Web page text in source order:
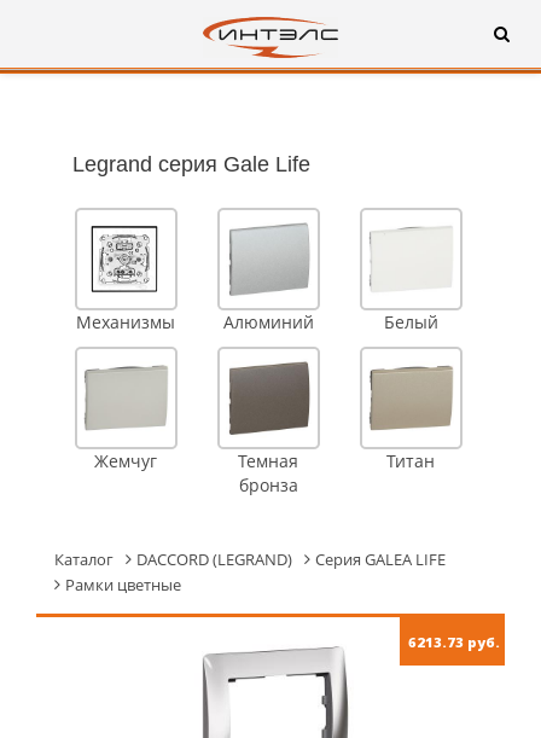
Legrand серия Gale Life
Механизмы Алюминий Белый
Жемчуг
Темная
бронза
Титан
Каталог DACCORD (LEGRAND)
Серия GALEA LIFE
Рамки цветные
6213.73 руб.